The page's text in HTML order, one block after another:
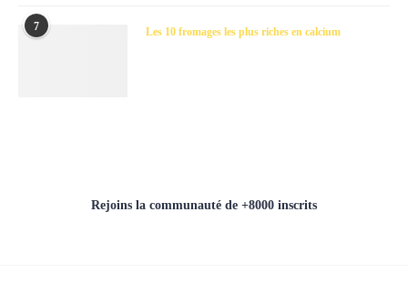
7 Les 10 fromages les plus riches en calcium
Rejoins la communauté de +8000 inscrits